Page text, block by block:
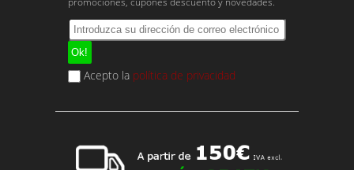
Acepto la política de privacidad